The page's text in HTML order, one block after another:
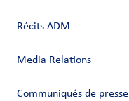
Récits ADM
Media Relations
Communiqués de presse